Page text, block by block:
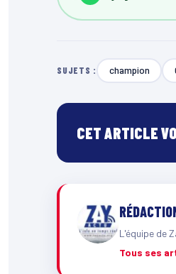
SUJETS : champion
CET ARTICLE
L'équipe de
Tous ses